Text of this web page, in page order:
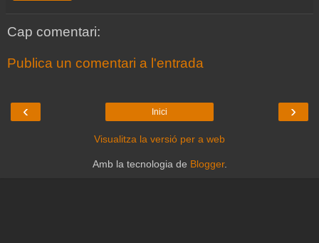
Cap comentari:
Publica un comentari a l'entrada
‹ ›
Inici
Visualitza la versió per a web
Amb la tecnologia de Blogger.